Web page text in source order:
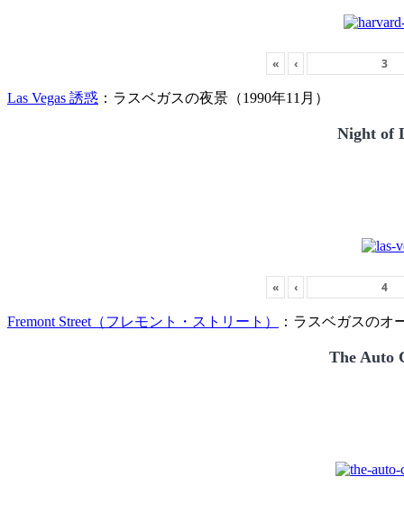
« ‹
Las Vegas 誘惑 ：ラスベガスの夜景（1990年11月）
Night of
« ‹
Fremont Street（フレモント・ストリート） ：ラスベガスのオ
The Auto